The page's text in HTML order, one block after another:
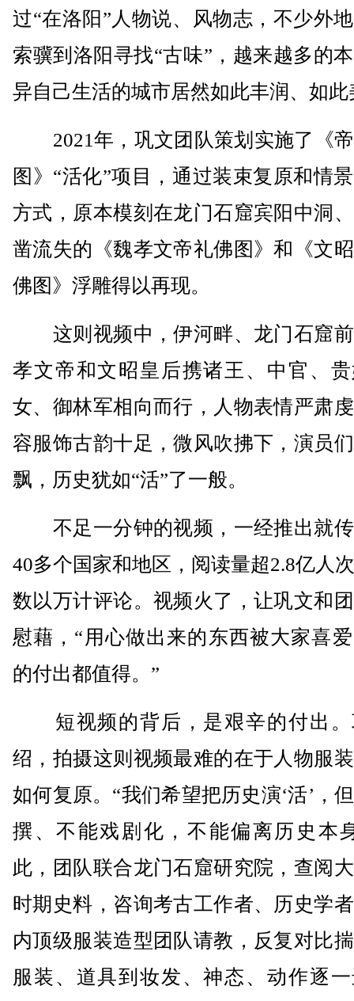
过“在洛阳”人物说、风物志，不少外
索骥到洛阳寻找“古味”，越来越多的
异自己生活的城市居然如此丰润、如此
2021年，巩文团队策划实施了《
图》“活化”项目，通过装束复原和情
方式，原本模刻在龙门石窟宾阳中洞
凿流失的《魏孝文帝礼佛图》和《文
佛图》浮雕得以再现。
这则视频中，伊河畔、龙门石窟
孝文帝和文昭皇后携诸王、中官、
女、御林军相向而行，人物表情严肃
容服饰古韵十足，微风吹拂下，演员
飘，历史犹如“活”了一般。
不足一分钟的视频，一经推出就
40多个国家和地区，阅读量超2.8亿人
数以万计评论。视频火了，让巩文和
慰藉，“用心做出来的东西被大家喜
的付出都值得。”
短视频的背后，是艰辛的付出。
绍，拍摄这则视频最难的在于人物服
如何复原。“我们希望把历史演‘活’，
撰、不能戏剧化，不能偏离历史本
此，团队联合龙门石窟研究院，查阅
时期史料，咨询考古工作者、历史学
内顶级服装造型团队请教，反复对比
服装、道具到妆发、神态、动作逐